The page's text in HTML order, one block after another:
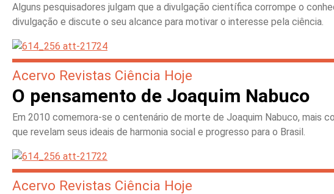
Alguns pesquisadores julgam que a divulgação científica corrompe o
divulgação e discute o seu alcance para motivar o interesse pela ciência.
Acervo Revistas Ciência Hoje
O pensamento de Joaquim Nabuco
Em 2010 comemora-se o centenário de morte de Joaquim Nabuco, mais
que revelam seus ideais de harmonia social e progresso para o Brasil.
Acervo Revistas Ciência Hoje